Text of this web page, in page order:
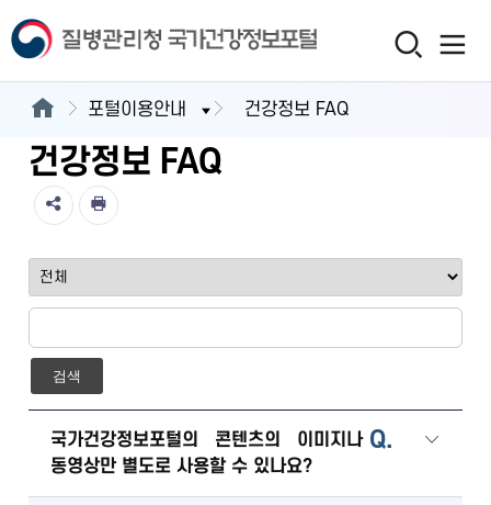
포털이용안내 건강정보 FAQ
건강정보 FAQ
검색
Q.
국가건강정보포털의 콘텐츠의 이미지나
동영상만 별도로 사용할 수 있나요?